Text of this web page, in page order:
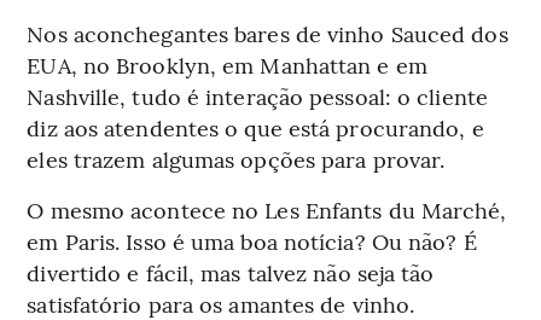
Nos aconchegantes bares de vinho Sauced dos
EUA, no Brooklyn, em Manhattan e em
Nashville, tudo é interação pessoal: o cliente
diz aos atendentes o que está procurando, e
eles trazem algumas opções para provar.
O mesmo acontece no Les Enfants du Marché,
em Paris. Isso é uma boa notícia? Ou não? É
divertido e fácil, mas talvez não seja tão
satisfatório para os amantes de vinho.